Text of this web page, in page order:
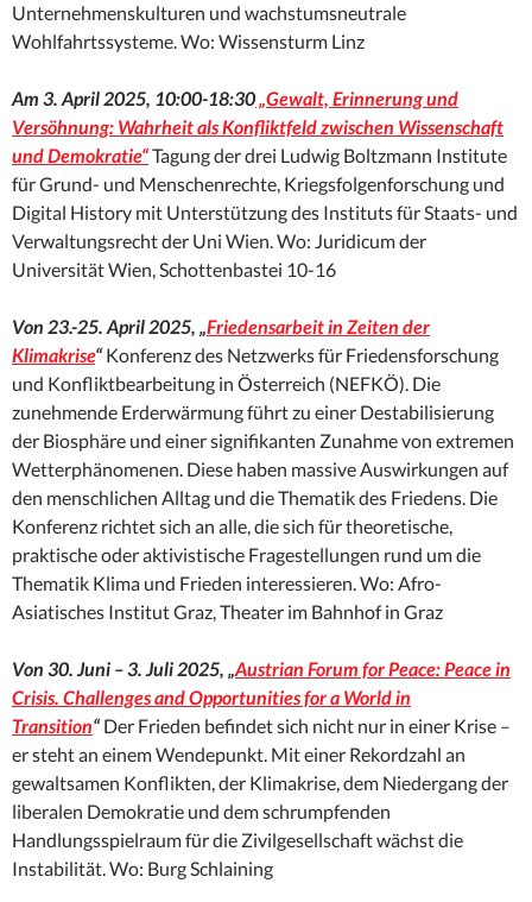
Unternehmenskulturen und wachstumsneutrale
Wohlfahrtssysteme. Wo: Wissensturm Linz
Am 3. April 2025, 10:00-18:30„Gewalt, Erinnerung und
Versöhnung: Wahrheit als Konfliktfeld zwischen Wissenschaft
und Demokratie“Tagung der drei Ludwig Boltzmann Institute
für Grund- und Menschenrechte, Kriegsfolgenforschung und
Digital History mit Unterstützung des Instituts für Staats- und
Verwaltungsrecht der Uni Wien. Wo: Juridicum der
Universität Wien, Schottenbastei 10-16
Von 23.-25. April 2025, „Friedensarbeit in Zeiten der
Klimakrise“Konferenz des Netzwerks für Friedensforschung
und Konfliktbearbeitung in Österreich (NEFKÖ). Die
zunehmende Erderwärmung führt zu einer Destabilisierung
der Biosphäre und einer signifikanten Zunahme von extremen
Wetterphänomenen. Diese haben massive Auswirkungen auf
den menschlichen Alltag und die Thematik des Friedens. Die
Konferenz richtet sich an alle, die sich für theoretische,
praktische oder aktivistische Fragestellungen rund um die
Thematik Klima und Frieden interessieren. Wo: Afro-
Asiatisches Institut Graz, Theater im Bahnhof in Graz
Von 30. Juni – 3. Juli 2025, „Austrian Forum for Peace: Peace in
Crisis. Challenges and Opportunities for a World in
Transition“Der Frieden befindet sich nicht nur in einer Krise –
er steht an einem Wendepunkt. Mit einer Rekordzahl an
gewaltsamen Konflikten, der Klimakrise, dem Niedergang der
liberalen Demokratie und dem schrumpfenden
Handlungsspielraum für die Zivilgesellschaft wächst die
Instabilität. Wo: Burg Schlaining